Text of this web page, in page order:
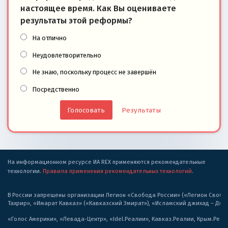
настоящее время. Как Вы оцениваете
результаты этой реформы?
На отлично
Неудовлетворительно
Не знаю, поскольку процесс не завершён
Посредственно
Результаты
На информационном ресурсе ИА REX применяются рекомендательные
технологии. Правила применения рекомендательных технологий.
В России запрещены организации Легион «Свобода России» («Легион
Тахрир», «Имарат Кавказ» («Кавказский Эмират»), «Исламский джихад –
«Голос Америки», «Левада-Центр», «Idel.Реалии», Кавказ.Реалии,